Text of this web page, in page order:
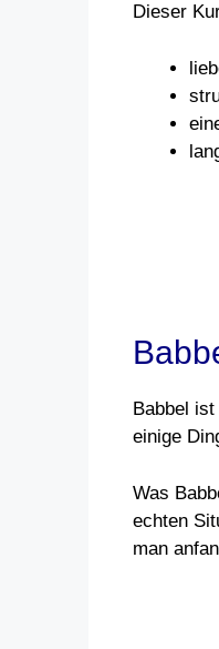
Dieser
Babbel
einige
Was
echten
man